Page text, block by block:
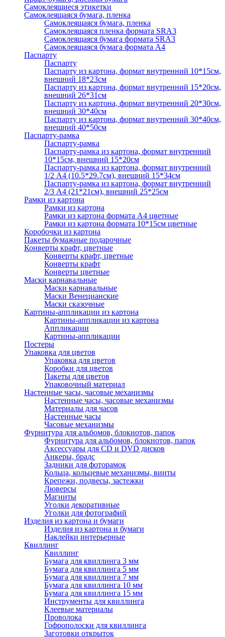
Самоклеящиеся этикетки
Самоклеящаяся бумага, пленка
Самоклеящаяся бумага, пленка
Самоклеящаяся пленка формата SRА3
Самоклеящаяся бумага формата SRА3
Самоклеящаяся бумага формата А4
Паспарту
Паспарту
Паспарту из картона, формат внутренний 10*15см,
внешний 18*23см
Паспарту из картона, формат внутренний 15*20см,
внешний 26*31см
Паспарту из картона, формат внутренний 20*30см,
внешний 30*40см
Паспарту из картона, формат внутренний 30*40см,
внешний 40*50см
Паспарту-рамка
Паспарту-рамка
Паспарту-рамка из картона, формат внутренний
10*15см, внешний 15*20см
Паспарту-рамка из картона, формат внутренний
1/2 А4 (10.5*29.7см), внешний 15*34см
Паспарту-рамка из картона, формат внутренний
2/3 А4 (21*21см), внешний 25*25см
Рамки из картона
Рамки из картона
Рамки из картона формата А4 цветные
Рамки из картона формата 10*15см цветные
Коробочки из картона
Пакеты бумажные подарочные
Конверты крафт, цветные
Конверты крафт, цветные
Конверты крафт
Конверты цветные
Маски карнавальные
Маски карнавальные
Маски Венецианские
Маски сказочные
Картины-аппликации из картона
Картины-аппликации из картона
Аппликации
Картины-аппликации
Постеры
Упаковка для цветов
Упаковка для цветов
Коробки для цветов
Пакеты для цветов
Упаковочный материал
Настенные часы, часовые механизмы
Настенные часы, часовые механизмы
Материалы для часов
Настенные часы
Часовые механизмы
Фурнитура для альбомов, блокнотов, папок
Фурнитура для альбомов, блокнотов, папок
Аксессуары для CD и DVD дисков
Анкеры, брадс
Задники для фоторамок
Кольца, кольцевые механизмы, винты
Крепежи, подвесы, застежки
Люверсы
Магниты
Уголки декоративные
Уголки для фотографий
Изделия из картона и бумаги
Изделия из картона и бумаги
Наклейки интерьерные
Квиллинг
Квиллинг
Бумага для квиллинга 3 мм
Бумага для квиллинга 5 мм
Бумага для квиллинга 7 мм
Бумага для квиллинга 10 мм
Бумага для квиллинга 15 мм
Инструменты для квиллинга
Клеевые материалы
Проволока
Гофрополоски для квиллинга
Заготовки открыток